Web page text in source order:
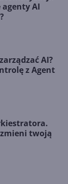
AI
AI?
z Agent
twoją